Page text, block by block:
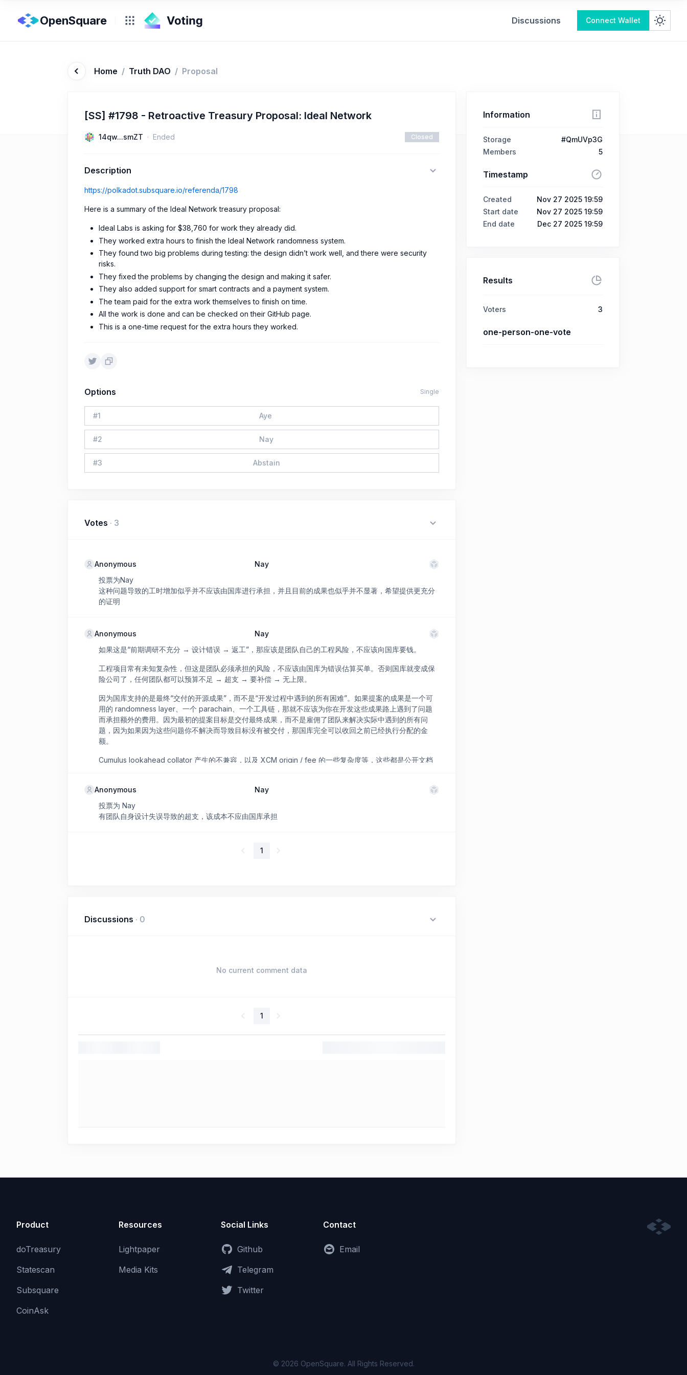
OpenSquare Discussions Connect Wallet
Home / Truth DAO / Proposal
[SS] #1798 - Retroactive Treasury Proposal: Ideal Network
14qw...smZT Ended Closed
Description
https://polkadot.subsquare.io/referenda/1798
Here is a summary of the Ideal Network treasury proposal:
Ideal Labs is asking for $38,760 for work they already did.
They worked extra hours to finish the Ideal Network randomness system.
They found two big problems during testing: the design didn’t work well, and there were security
risks.
They fixed the problems by changing the design and making it safer.
They also added support for smart contracts and a payment system.
The team paid for the extra work themselves to finish on time.
All the work is done and can be checked on their GitHub page.
This is a one-time request for the extra hours they worked.
Options Single
#1 Aye
#2 Nay
#3 Abstain
Votes · 3
Anonymous
Nay
投票为Nay
这种问题导致的工时增加似乎并不应该由国库进行承担，并且目前的成果也似乎并不显著，希望提供更充分
的证明
Anonymous
Nay
如果这是“前期调研不充分 → 设计错误 → 返工”，那应该是团队自己的工程风险，不应该向国库要钱。
工程项目常有未知复杂性，但这是团队必须承担的风险，不应该由国库为错误估算买单。否则国库就变成保
险公司了，任何团队都可以预算不足 → 超支 → 要补偿 → 无上限。
因为国库支持的是最终“交付的开源成果”，而不是“开发过程中遇到的所有困难”。如果提案的成果是一个可
用的 randomness layer、一个 parachain、一个工具链，那就不应该为你在开发这些成果路上遇到了问题
而承担额外的费用。因为最初的提案目标是交付最终成果，而不是雇佣了团队来解决实际中遇到的所有问
题，因为如果因为这些问题你不解决而导致目标没有被交付，那国库完全可以收回之前已经执行分配的金
额。
Cumulus lookahead collator 产生的不兼容，以及 XCM origin / fee 的一些复杂度等，这些都是公开文档
Anonymous
Nay
投票为 Nay
有团队自身设计失误导致的超支，该成本不应由国库承担
1
Discussions · 0
No current comment data
1
Information
Storage
#QmUVp3G
Members
5
Timestamp
Created
Nov 27 2025 19:59
Start date
Nov 27 2025 19:59
End date
Dec 27 2025 19:59
Results
Voters 3
one-person-one-vote
Product
doTreasury
Statescan
Subsquare
CoinAsk
Resources
Lightpaper
Media Kits
Social Links
Github
Telegram
Twitter
Contact
Email
© 2026 OpenSquare. All Rights Reserved.